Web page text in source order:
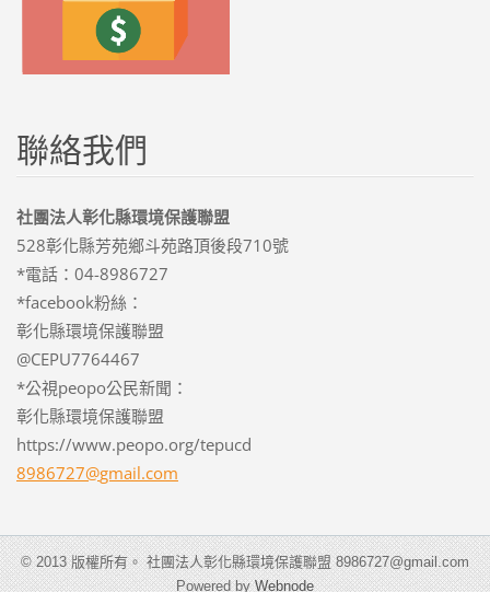
聯絡我們
社團法人彰化縣環境保護聯盟
528彰化縣芳苑鄉斗苑路頂後段710號
*電話：04-8986727
*facebook粉絲：
彰化縣環境保護聯盟
@CEPU7764467
*公視peopo公民新聞：
彰化縣環境保護聯盟
https://www.peopo.org/tepucd
8986727@gmail.com
© 2013 版權所有。 社團法人彰化縣環境保護聯盟 8986727@gmail.com
Powered byWebnode